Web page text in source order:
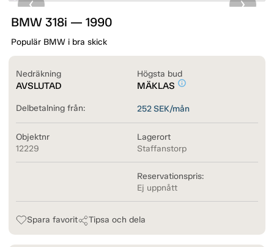
BMW 318i — 1990
Populär BMW i bra skick
Nedräkning
AVSLUTAD
Högsta bud
MÄKLAS info_outline
Delbetalning från: 252SEK/mån
Objektnr
12229
Lagerort
Staffanstorp
Reservationspris:
Ej uppnått
Spara favorit Tipsa och dela